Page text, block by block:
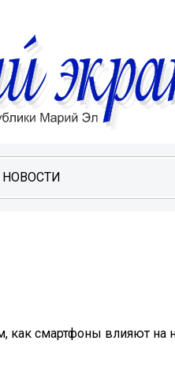
НОВОСТИ
смартфоны влияют на